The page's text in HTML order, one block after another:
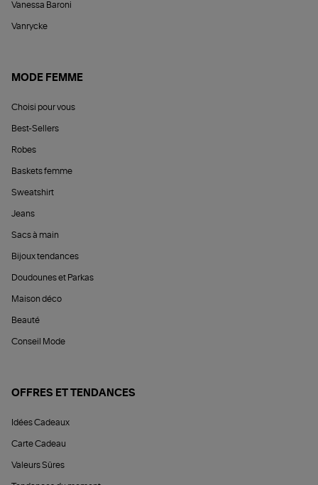
Vanessa Baroni
Vanrycke
MODE FEMME
Choisi pour vous
Best-Sellers
Robes
Baskets femme
Sweatshirt
Jeans
Sacs à main
Bijoux tendances
Doudounes et Parkas
Maison déco
Beauté
Conseil Mode
OFFRES ET TENDANCES
Idées Cadeaux
Carte Cadeau
Valeurs Sûres